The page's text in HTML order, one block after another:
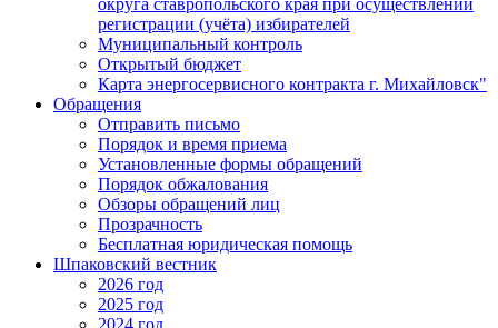
округа ставропольского края при осуществлении
регистрации (учёта) избирателей
Муниципальный контроль
Открытый бюджет
Карта энергосервисного контракта г. Михайловск"
Обращения
Отправить письмо
Порядок и время приема
Установленные формы обращений
Порядок обжалования
Обзоры обращений лиц
Прозрачность
Бесплатная юридическая помощь
Шпаковский вестник
2026 год
2025 год